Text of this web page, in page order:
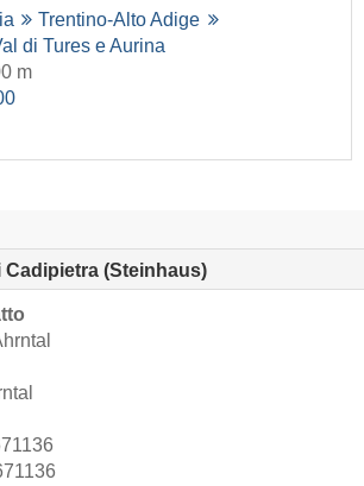
Trentino-Alto Adige
di Tures e Aurina
m
Cadipietra (Steinhaus)